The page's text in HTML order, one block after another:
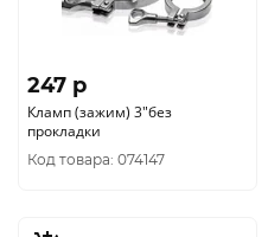
247 p
Кламп (зажим) 3"без
прокладки
Код товара: 074147